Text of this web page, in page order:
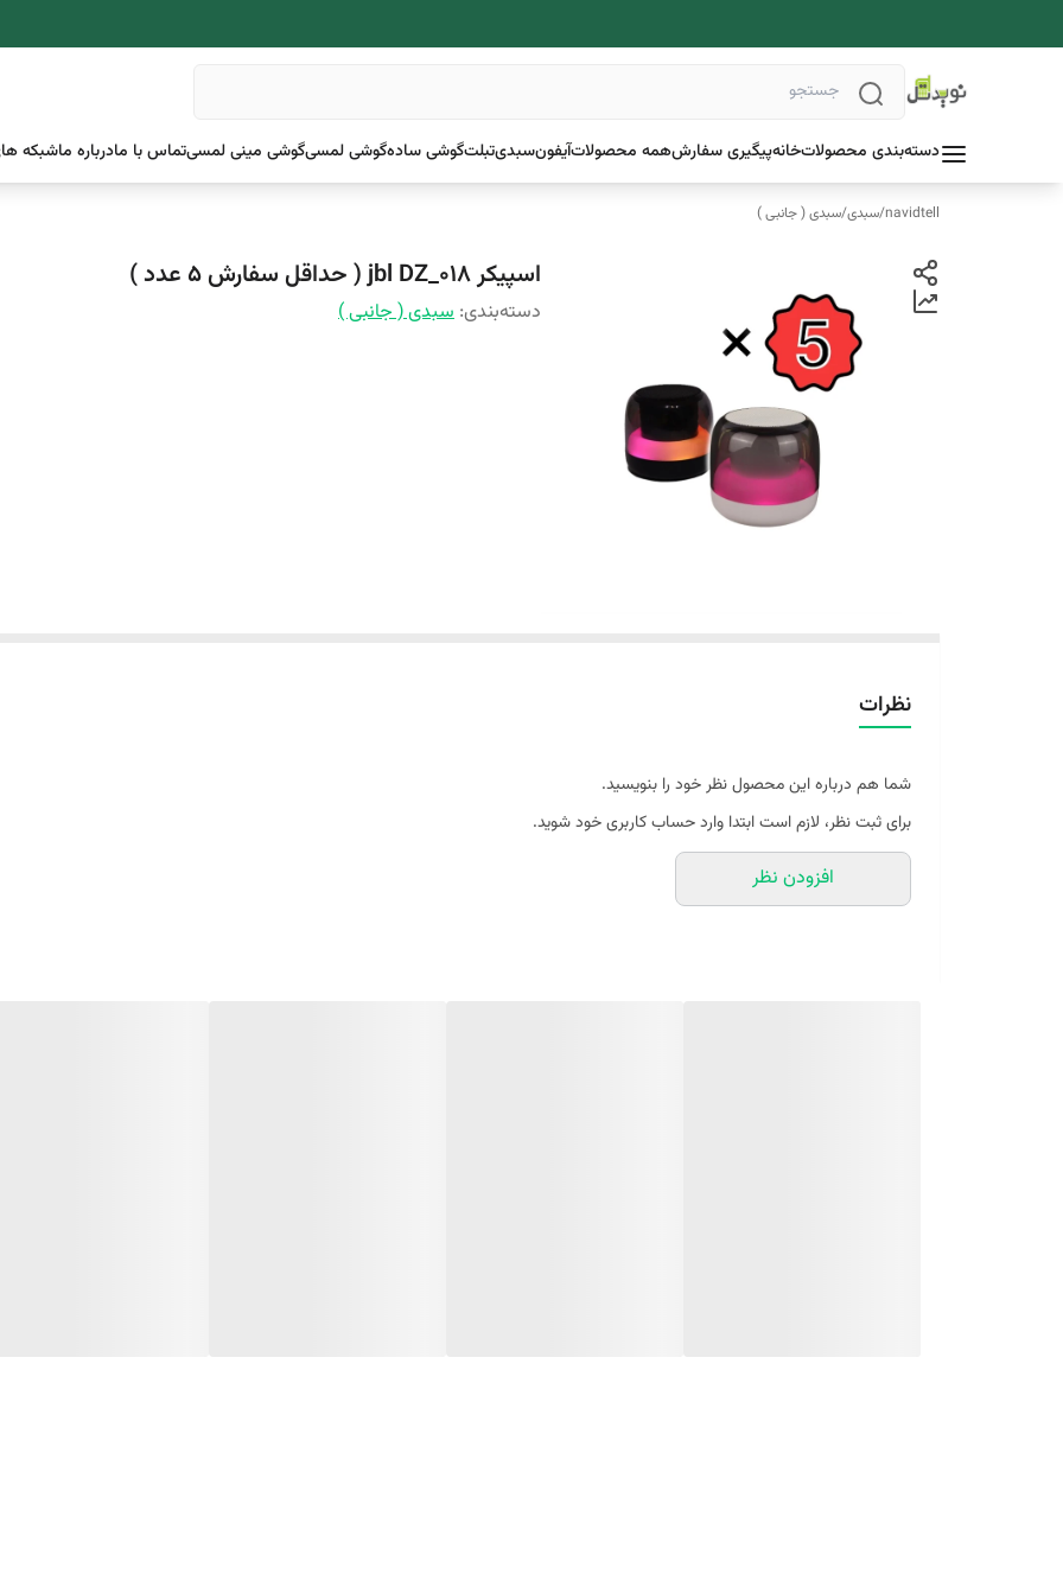
دسته‌بندی محصولاتخانهپیگیری سفارشهمه محصولاتآیفونسبدیتبلتگوشی سادهگوشی لمسیگوشی مینی لمسیتماس با مادرباره ماشبکه
navidtell
/سبدی/سبدی ( جانبی )
اسپیکر jbl DZ_018 ( حداقل سفارش 5 عدد )
دسته‌بندی: سبدی ( جانبی )
نظرات
شما هم درباره این محصول نظر خود را بنویسید.
برای ثبت نظر، لازم است ابتدا وارد حساب کاربری خود شوید.
افزودن نظر